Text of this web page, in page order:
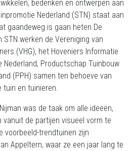
bedenken en ontwerpen aan
Nederland (STN) staat aan
gaandeweg is gaan heten De
werken de Vereniging van
(VHG), het Hoveniers Informatie
Nederland, Productschap Tuinbouw
(PPH) samen ten behoeve van
tuin en tuinieren.
was de taak om alle ideeën,
de partijen visueel vorm te
voorbeeld-trendtuinen zijn
Appeltern, waar ze een jaar lang te